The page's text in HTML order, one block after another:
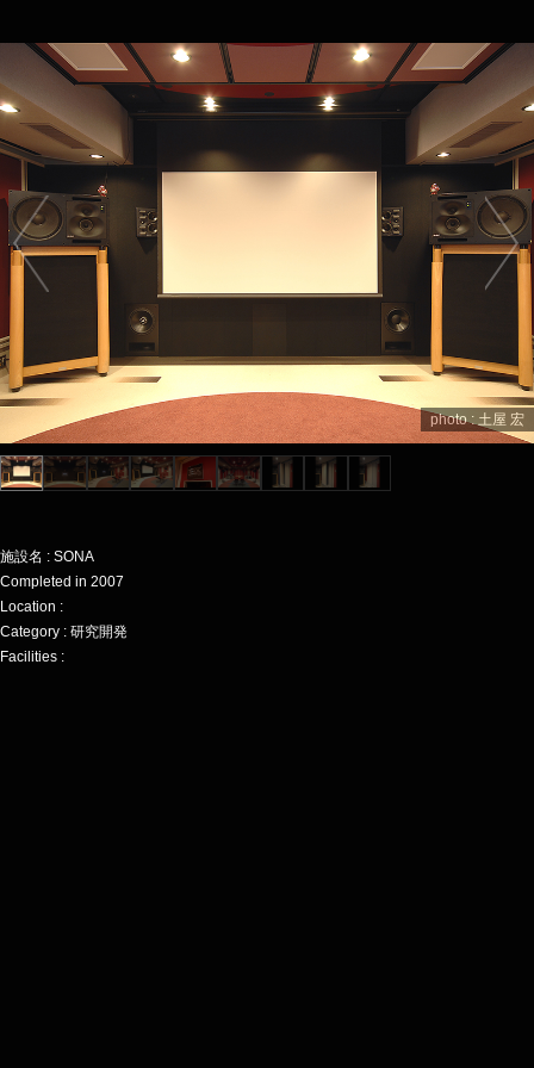
photo : 土屋 宏
施設名 : SONA
Completed in 2007
Location :
Category : 研究開発
Facilities :